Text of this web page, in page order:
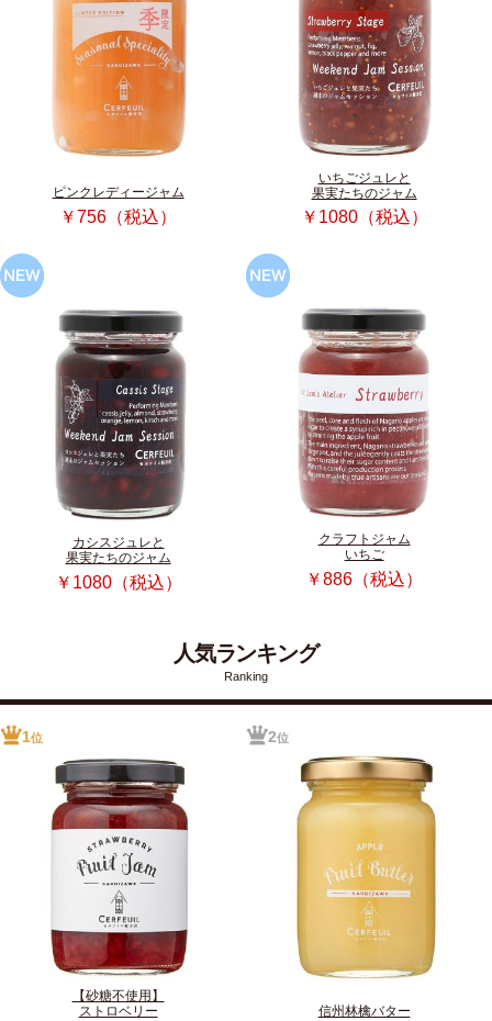
ピンクレディージャム
￥756（税込）
いちごジュレと
果実たちのジャム
￥1080（税込）
カシスジュレと
果実たちのジャム
￥1080（税込）
クラフトジャム
いちご
￥886（税込）
人気ランキング
Ranking
1位
【砂糖不使用】
ストロベリー
2位
信州林檎バター